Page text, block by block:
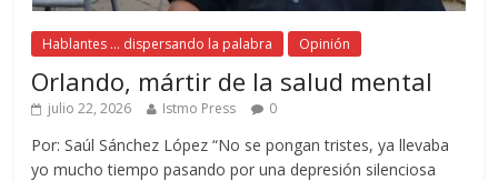
Hablantes ... dispersando la palabra Opinión
Orlando, mártir de la salud mental
julio 22, 2026 Istmo Press 0
Por: Saúl Sánchez López “No se pongan tristes, ya llevaba
yo mucho tiempo pasando por una depresión silenciosa